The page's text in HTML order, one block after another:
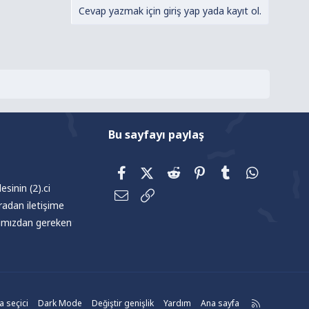
Cevap yazmak için giriş yap yada kayıt ol.
(2).ci
iletişime
gereken
Bu sayfayı paylaş
FacebookX (Twitter)
Reddit Pinterest
Tumblr
E-posta
seçici Dark Mode Değiştir genişlik Yardım Ana sayfa R